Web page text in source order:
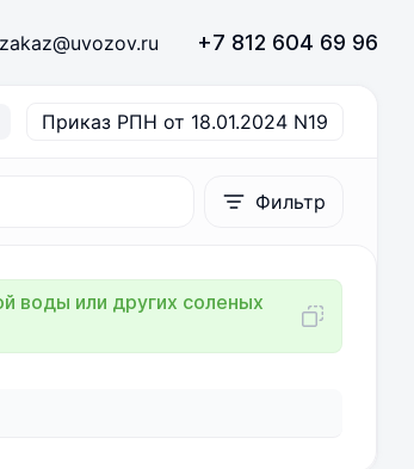
zakaz@uvozov.ru +7 812 604 69 96
Приказ РПН от 18.01.2024 N19
Фильтр
воды или других соленых